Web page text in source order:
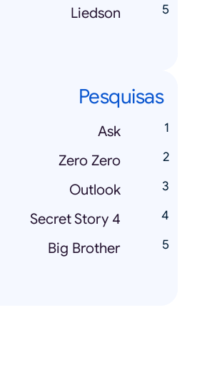
Liedson
Pesquisas
Ask
Zero Zero
Outlook
Secret Story 4
Big Brother